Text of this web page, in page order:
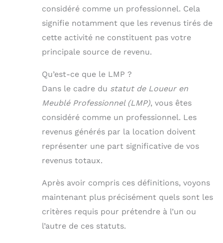
considéré comme un professionnel. Cela
signifie notamment que les revenus tirés de
cette activité ne constituent pas votre
principale source de revenu.
Qu’est-ce que le LMP ?
Dans le cadre du statut de Loueur en
Meublé Professionnel (LMP), vous êtes
considéré comme un professionnel. Les
revenus générés par la location doivent
représenter une part significative de vos
revenus totaux.
Après avoir compris ces définitions, voyons
maintenant plus précisément quels sont les
critères requis pour prétendre à l’un ou
l’autre de ces statuts.